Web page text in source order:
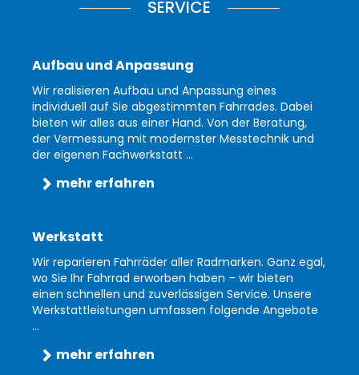
SERVICE
Aufbau und Anpassung
Wir realisieren Aufbau und Anpassung eines
individuell auf Sie abgestimmten Fahrrades. Dabei
bieten wir alles aus einer Hand. Von der Beratung,
der Vermessung mit modernster Messtechnik und
der eigenen Fachwerkstatt ...
mehr erfahren
Werkstatt
Wir reparieren Fahrräder aller Radmarken. Ganz egal,
wo Sie Ihr Fahrrad erworben haben – wir bieten
einen schnellen und zuverlässigen Service. Unsere
Werkstattleistungen umfassen folgende Angebote
...
mehr erfahren